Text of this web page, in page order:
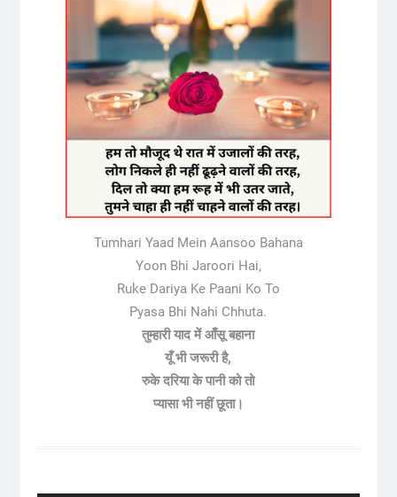
Tumhari Yaad Mein Aansoo Bahana
Yoon Bhi Jaroori Hai,
Ruke Dariya Ke Paani Ko To
Pyasa Bhi Nahi Chhuta.
तुम्हारी याद में आँसू बहाना
यूँ भी जरूरी है,
रुके दरिया के पानी को तो
प्यासा भी नहीं छूता।